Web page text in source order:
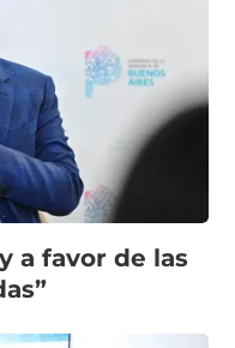
a favor de las